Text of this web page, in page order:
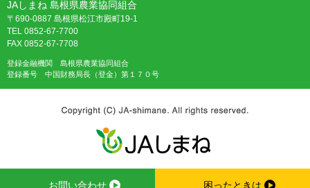
JAしまね 島根県農業協同組合
〒690-0887 島根県松江市殿町19-1
TEL 0852-67-7700
FAX 0852-67-7708
登録金融機関 島根県農業協同組合
登録番号 中国財務局長（登金）第１７０号
お問い合わせ 困ったときは